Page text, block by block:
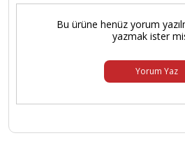
Bu ürüne henüz yorum
yazmak ister
Yorum Yaz